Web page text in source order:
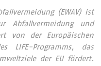
(EWAV) ist
Abfallvermeidung und
von der Europäischen
LIFE-Programms, das
der EU fördert.